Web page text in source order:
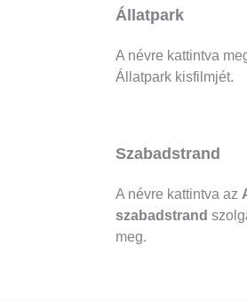
Állatpark
A névre kattintva
Állatpark kisfilmjét.
Szabadstrand
A névre kattintva az
szabadstrand
meg.